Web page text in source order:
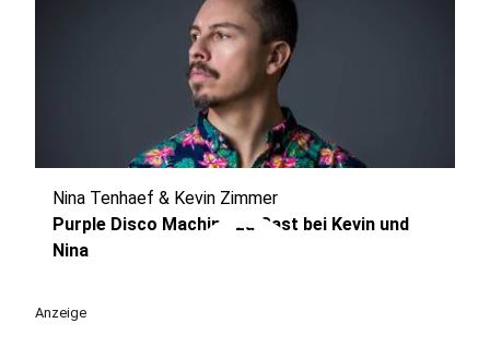
play_circle
Nina Tenhaef & Kevin Zimmer
Purple Disco Machine zu Gast bei Kevin und
Nina
Anzeige